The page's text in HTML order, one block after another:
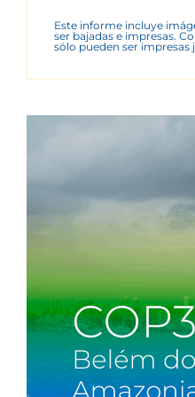
Este informe incluye
ser bajadas e impresas.
sólo pueden ser